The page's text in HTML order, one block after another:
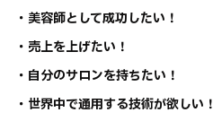
・美容師として成功したい！
・売上を上げたい！
・自分のサロンを持ちたい！
・世界中で通用する技術が欲しい！